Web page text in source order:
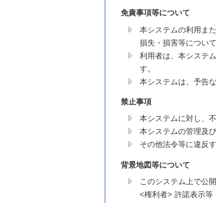
免責事項等について
本システムの利用ま
損失・損害等につい
利用者は、本システ
す。
本システムは、予告
禁止事項
本システムに対し、
本システムの管理及
その他法令等に違反す
背景地図等について
このシステム上で公
<権利者> 許諾表示等